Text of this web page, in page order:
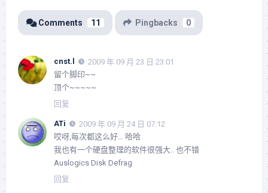
Comments 11 Pingbacks 0
cnst.l
2009 年 09 月 23 日 23:01
留个脚印~~
顶个~~~~~
回复
ATi
2009 年 09 月 24 日 07:12
哎呀,每次都这么好… 哈哈
我也有一个硬盘整理的软件很强大.. 也不错
Auslogics Disk Defrag
回复